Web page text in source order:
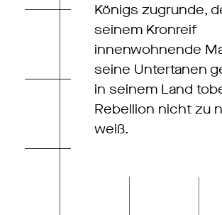
Königs zugrunde,
seinem Kronreif
innenwohnende
seine Untertanen
in seinem Land
Rebellion nicht zu
weiß.